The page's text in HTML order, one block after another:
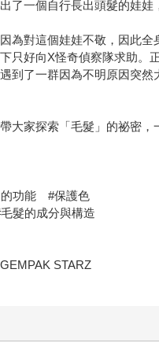
了一個自行長出頭髮的娃娃
為對這個娃娃不敬，因此全
只好向X怪奇偵察隊求助。
到了一群因為不明原因突然
大家探索「毛髮」的祕密，
的功能 #保護色
髮的成分與構造
STARZ